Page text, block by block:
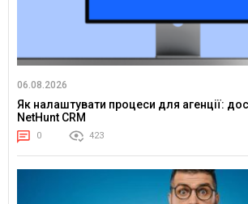
06.08.2026
Як налаштувати процеси для агенції:
NetHunt CRM
0 423